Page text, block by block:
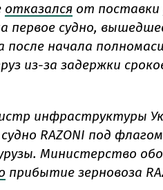
отказался от поставки
первое судно,
после начала
из-за задержки
инфраструктуры
RAZONI под
Министерство
прибытие зерновоза